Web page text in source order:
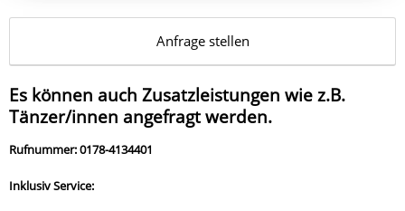
Es können auch Zusatzleistungen wie z.B.
Tänzer/innen angefragt werden.
Rufnummer: 0178-4134401
Inklusiv Service: